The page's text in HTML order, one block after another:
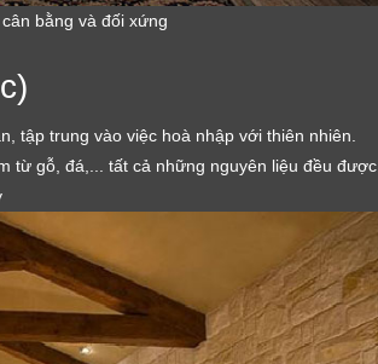
bằng và đối xứng
tập trung vào việc hoà nhập với thiên nhiên.
từ gỗ, đá,... tất cả những nguyên liệu đều được